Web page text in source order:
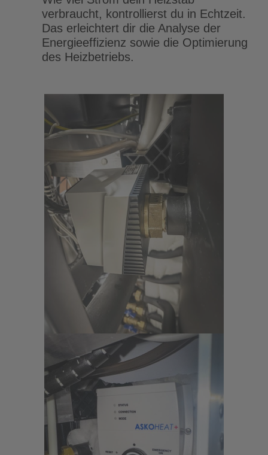
verbraucht, kontrollierst du in Echtzeit.
Das erleichtert dir die Analyse der
Energieeffizienz sowie die Optimierung
des Heizbetriebs.